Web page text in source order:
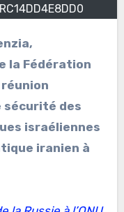
la Fédération
réunion
sécurité des
israéliennes
iranien à